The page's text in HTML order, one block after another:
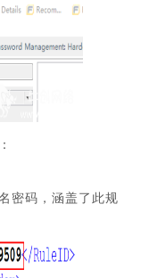
密码，涵盖了此规